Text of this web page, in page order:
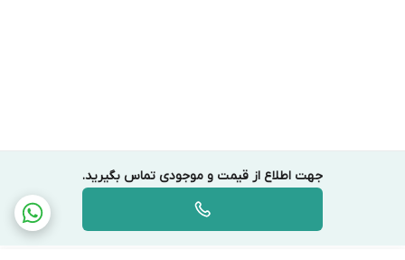
جهت اطلاع از قیمت و موجودی تماس بگیرید.